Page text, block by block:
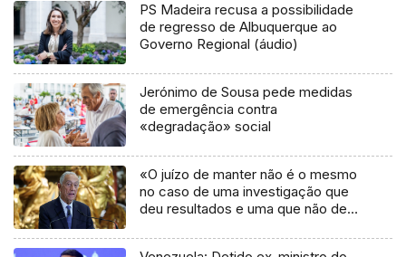
PS Madeira recusa a possibilidade
de regresso de Albuquerque ao
Governo Regional (áudio)
Jerónimo de Sousa pede medidas
de emergência contra
«degradação» social
«O juízo de manter não é o mesmo
no caso de uma investigação que
deu resultados e uma que não deu»